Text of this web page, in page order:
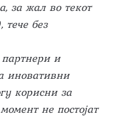
за жал во текот
тече без
и
иновативни
корисни за
не постојат